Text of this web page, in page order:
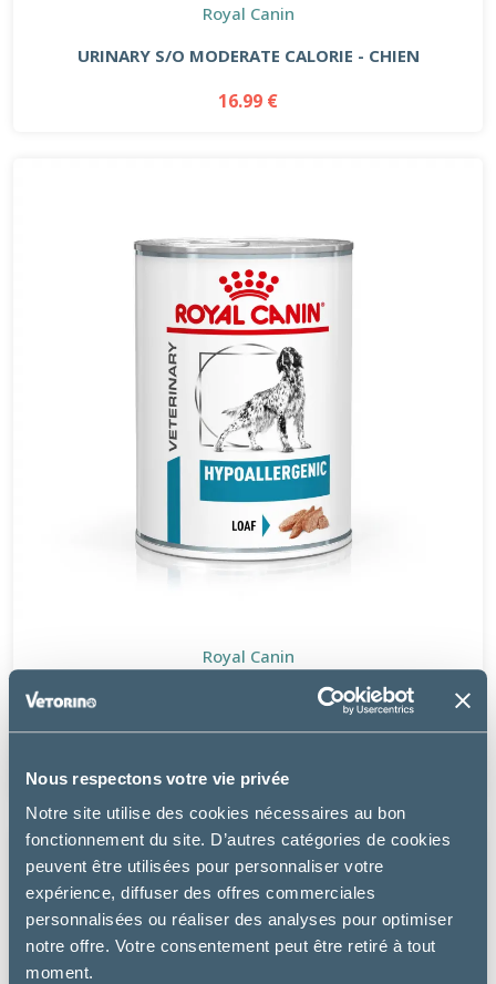
Nous respectons votre vie privée
Notre site utilise des cookies nécessaires au bon
fonctionnement du site. D’autres catégories de cookies
peuvent être utilisées pour personnaliser votre
expérience, diffuser des offres commerciales
personnalisées ou réaliser des analyses pour optimiser
notre offre. Votre consentement peut être retiré à tout
moment.
Royal Canin
URINARY S/O MODERATE CALORIE - CHIEN
16.99 €
Royal Canin
DOG HYPOALLERGENIC EN MOUSSE
31.99€